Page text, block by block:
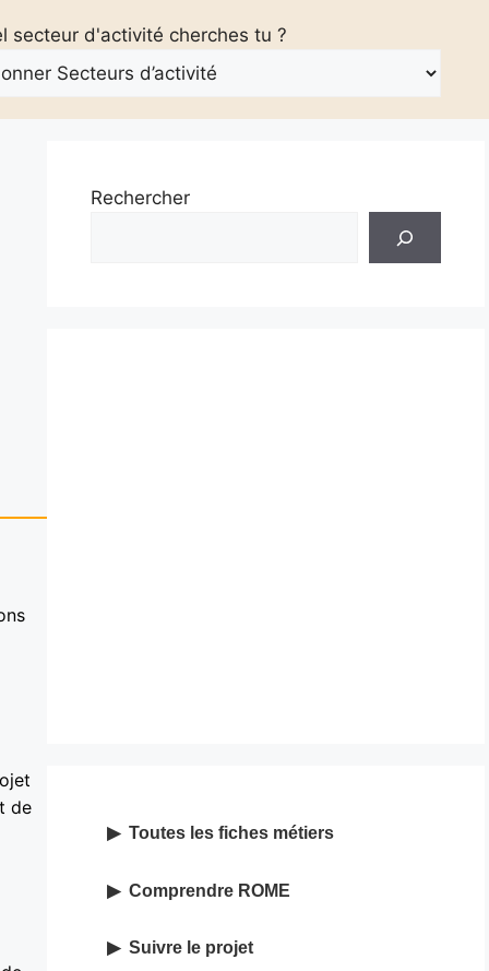
secteur d'activité cherches tu ?
de
Rechercher
Toutes les fiches métiers
Comprendre ROME
Suivre le projet